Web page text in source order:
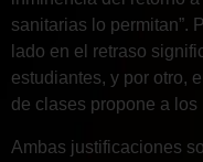
sanitarias lo permitan”.
lado en el retraso
estudiantes, y por otro,
de clases propone a
Ambas justificaciones